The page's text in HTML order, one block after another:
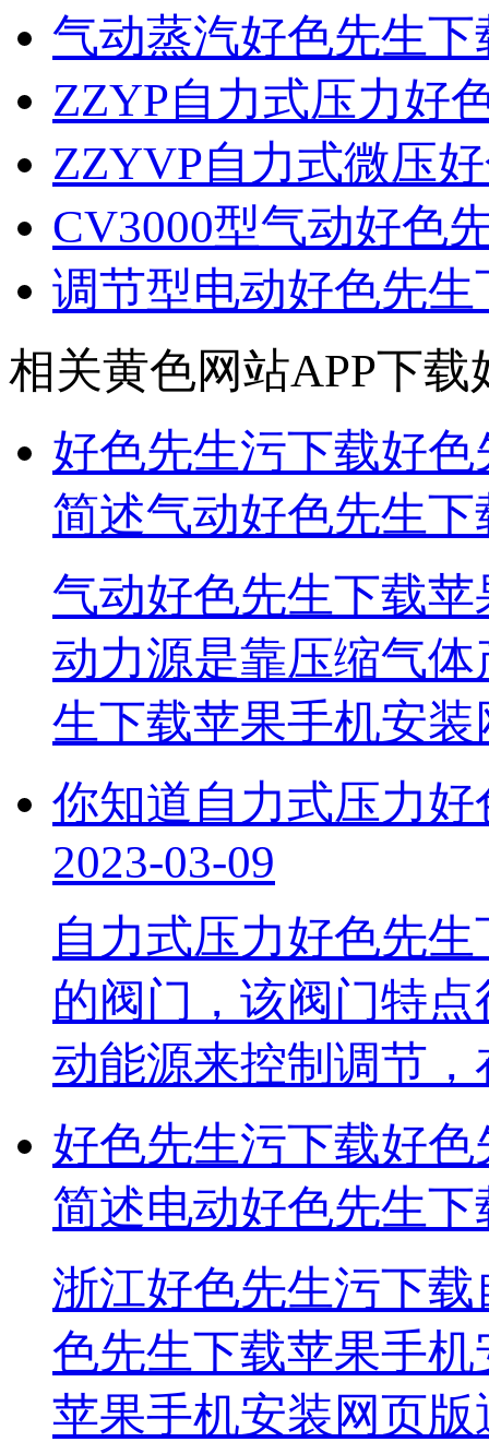
气动蒸汽好色先生
ZZYP自力式压力好
ZZYVP自力式微压
CV3000型气动好色
调节型电动好色先
相关黄色网站APP下载
好色先生污下载好
简述气动好色先生
气动好色先生下载苹
动力源是靠压缩气体
生下载苹果手机安装网
你知道自力式压力好
2023-03-09
自力式压力好色先
的阀门，该阀门特
动能源来控制调节
好色先生污下载好
简述电动好色先生
浙江好色先生污下
色先生下载苹果手机
苹果手机安装网页